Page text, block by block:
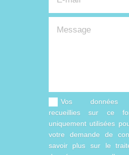
Vos données
recueillies sur ce
uniquement utilisées
votre demande de
savoir plus sur le